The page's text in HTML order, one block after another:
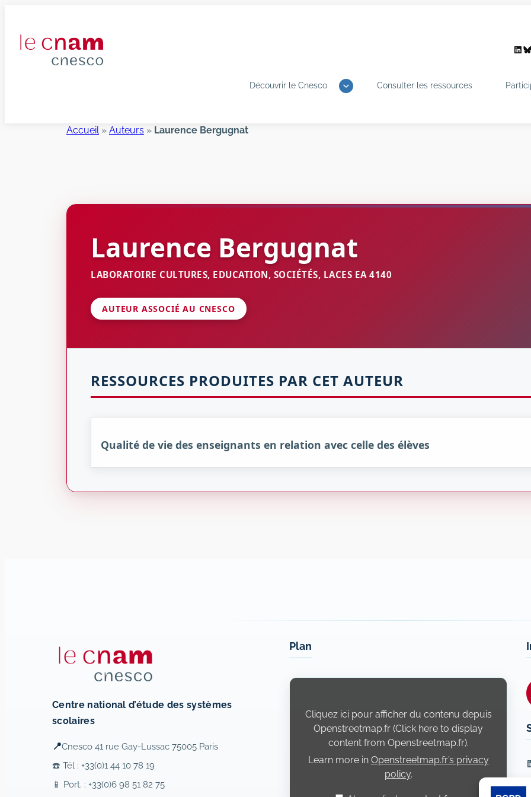
contenu
Découvrir le Cnesco Consulter les ressources
Accueil» Auteurs » Laurence Bergugnat
Laurence Bergugnat
LABORATOIRE CULTURES, EDUCATION, SOCIÉTÉS, LACES EA 4140
AUTEUR ASSOCIÉ AU CNESCO
RESSOURCES PRODUITES PAR CET AUTEUR
Qualité de vie des enseignants en relation avec celle des élèves
Centre national d’étude des systèmes
scolaires
📍Cnesco 41 rue Gay-Lussac 75005 Paris
☎️ Tél : +33(0)1 44 10 78 19
📱 Port. : +33(0)6 98 51 82 75
Plan
Display
Openstreetmap.fr
Cliquez ici pour afficher du contenu depuis
Openstreetmap.fr (Click here to display
content from Openstreetmap.fr).
Learn more in Openstreetmap.fr’s privacy
policy.